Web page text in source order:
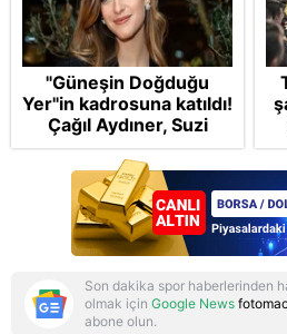
"Güneşin Doğduğu
Yer"in kadrosuna katıldı!
Çağıl Aydıner, Suzi
karakteriyle geliyor
Son dakika spor haberlerinden
olmak için Google News
abone olun.